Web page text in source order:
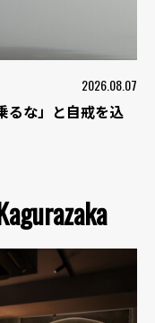
2026.08.07
るな」と自戒を込